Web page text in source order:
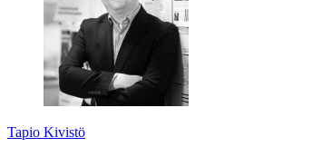
Tapio Kivistö